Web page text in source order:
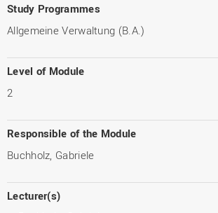
Study Programmes
Allgemeine Verwaltung (B.A.)
Level of Module
2
Responsible of the Module
Buchholz, Gabriele
Lecturer(s)